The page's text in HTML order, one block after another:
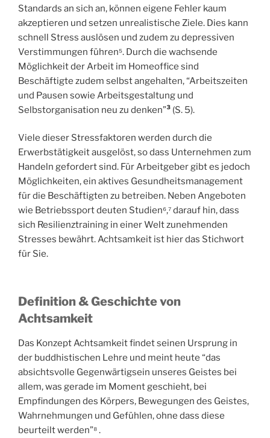
Standards an sich an, können eigene Fehler kaum
akzeptieren und setzen unrealistische Ziele. Dies kann
schnell Stress auslösen und zudem zu depressiven
Verstimmungen führen⁵. Durch die wachsende
Möglichkeit der Arbeit im Homeoffice sind
Beschäftigte zudem selbst angehalten, “Arbeitszeiten
und Pausen sowie Arbeitsgestaltung und
Selbstorganisation neu zu denken”³ (S. 5).
Viele dieser Stressfaktoren werden durch die
Erwerbstätigkeit ausgelöst, so dass Unternehmen zum
Handeln gefordert sind. Für Arbeitgeber gibt es jedoch
Möglichkeiten, ein aktives Gesundheitsmanagement
für die Beschäftigten zu betreiben. Neben Angeboten
wie Betriebssport deuten Studien⁶,⁷ darauf hin, dass
sich Resilienztraining in einer Welt zunehmenden
Stresses bewährt. Achtsamkeit ist hier das Stichwort
für Sie.
Definition & Geschichtevon
Achtsamkeit
Das Konzept Achtsamkeit findet seinen Ursprung in
der buddhistischen Lehre und meint heute “das
absichtsvolle Gegenwärtigsein unseres Geistes bei
allem, was gerade im Moment geschieht, bei
Empfindungen des Körpers, Bewegungen des Geistes,
Wahrnehmungen und Gefühlen, ohne dass diese
beurteilt werden”⁸ .